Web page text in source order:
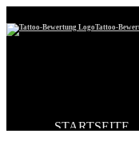
Tattoo-
STARTSEITE